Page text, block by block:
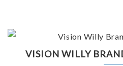
VISION WILLY